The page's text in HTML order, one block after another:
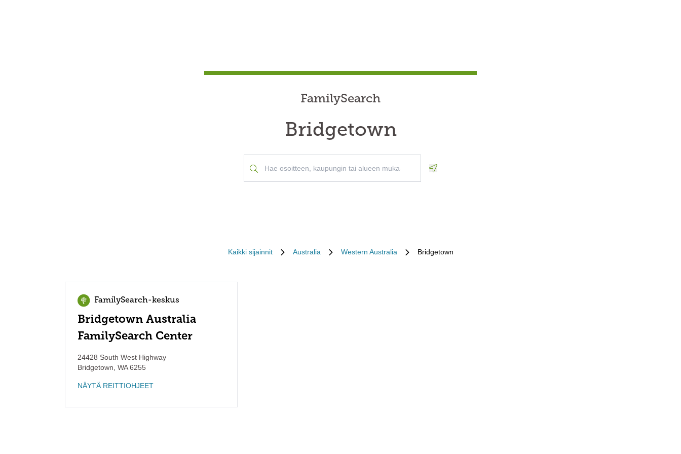
FamilySearch
Bridgetown
Kaikki sijainnit Australia Western Australia Bridgetown
FamilySearch-keskus
Bridgetown Australia
FamilySearch Center
24428 South West Highway
Bridgetown WA6255
NÄYTÄ REITTIOHJEET